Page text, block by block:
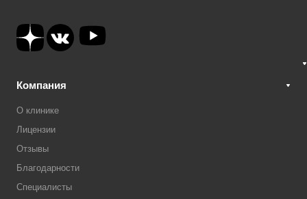
Компания
О клинике
Лицензии
Отзывы
Благодарности
Специалисты